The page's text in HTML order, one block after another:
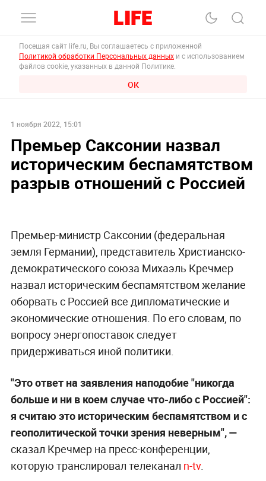
Посещая сайт life.ru, Вы соглашаетесь с приложенной
Политикой обработки Персональных данных и с использованием
файлов cookie, указанных в данной Политике.
ОК
1 ноября 2022, 15:01
Премьер Саксонии назвал
историческим беспамятством
разрыв отношений с Россией
Премьер-министр Саксонии (федеральная
земля Германии), представитель Христианско-
демократического союза Михаэль Кречмер
назвал историческим беспамятством желание
оборвать с Россией все дипломатические и
экономические отношения. По его словам, по
вопросу энергопоставок следует
придерживаться иной политики.
"Это ответ на заявления наподобие "никогда
больше и ни в коем случае что-либо с Россией":
я считаю это историческим беспамятством и с
геополитической точки зрения неверным", —
сказал Кречмер на пресс-конференции,
которую транслировал телеканал n-tv.